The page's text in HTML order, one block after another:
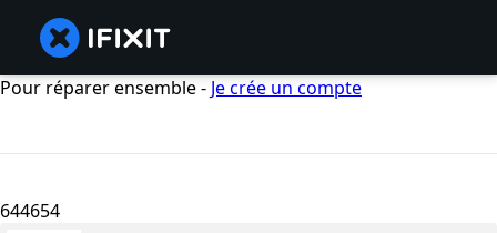
Pour réparer ensemble - Je crée un compte
644654